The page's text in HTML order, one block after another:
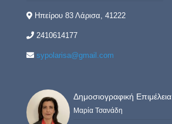
Ηπείρου 83 Λάρισα, 41222
2410614177
sypolarisa@gmail.com
Δημοσιογραφική Επιμέλεια
Μαρία Τσανάδη